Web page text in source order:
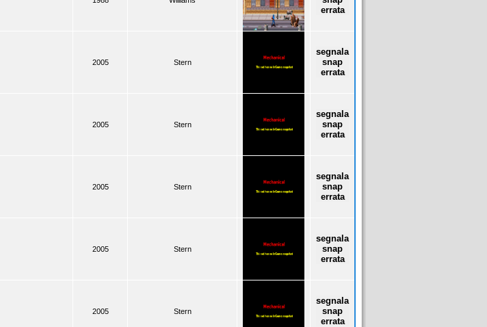
errata
2005 Stern
segnala
snap
errata
2005 Stern
segnala
snap
errata
2005 Stern
segnala
snap
errata
2005 Stern
segnala
snap
errata
2005 Stern
segnala
snap
errata